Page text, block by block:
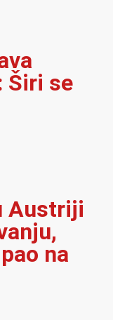
Širi se
Austriji
na